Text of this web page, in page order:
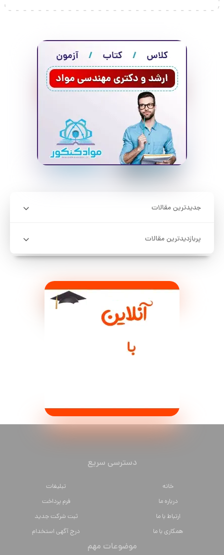
جدیدترین مقالات
پربازدیدترین مقالات
دسترسی سریع
خانه
تبلیغات
درباره ما
فرم پرداخت
ارتباط با ما
ثبت شرکت جدید
همکاری با ما
درج آگهی استخدام
موضوعات مهم